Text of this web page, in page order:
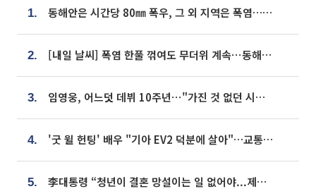
1. 동해안은 시간당 80㎜ 폭우, 그 외 지역은 폭염…‘극과 극 날씨’
2. [내일 날씨] 폭염 한풀 꺾여도 무더위 계속⋯동해안 이틀 연속 비
3. 임영웅, 어느덧 데뷔 10주년⋯"가진 것 없던 시절, 내 앞엔 20명의 팬뿐"
4. '굿 윌 헌팅' 배우 "기아 EV2 덕분에 살아"…교통사고 후 안전성 극찬
5. 李대통령 “청년이 결혼 망설이는 일 없어야...제도상 불이익 조사”